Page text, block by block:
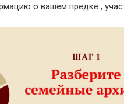
о вашем предке ,